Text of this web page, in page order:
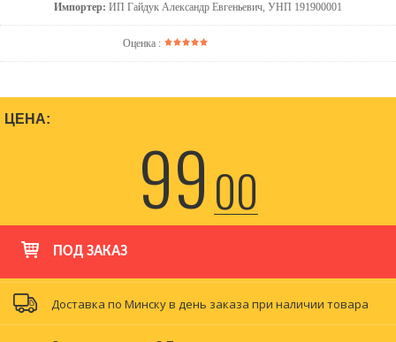
Импортер: ИП Гайдук Александр Евгеньевич, УНП 191900001
Оценка :
ЦЕНА:
9900
ПОД ЗАКАЗ
Доставка по Минску в день заказа при наличии товара